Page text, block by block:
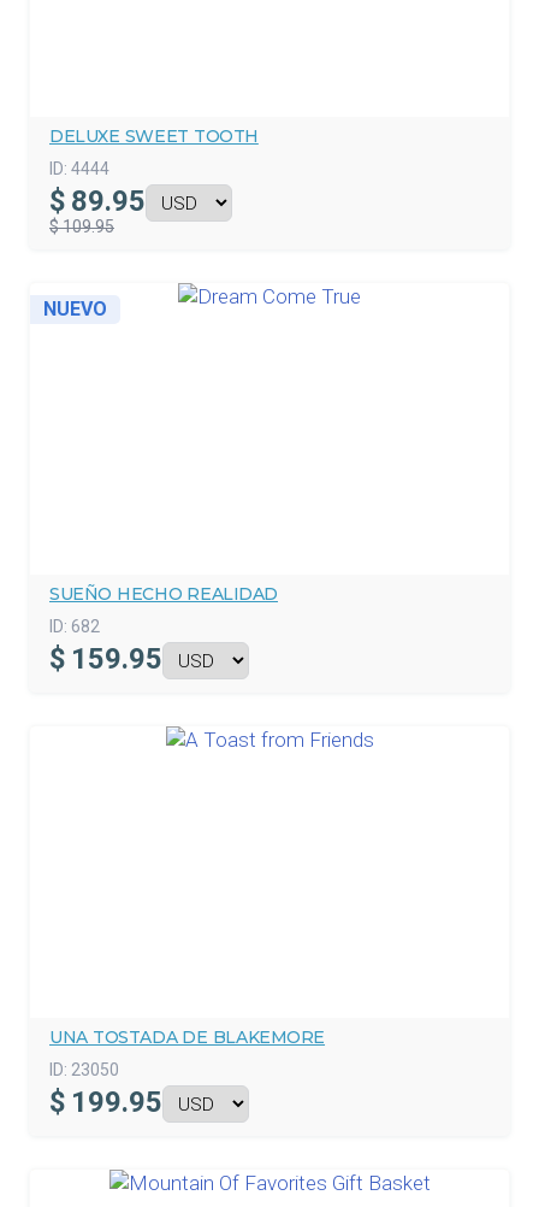
DELUXE SWEET TOOTH
ID: 4444
$ 89.95
$ 109.95
NUEVO
SUEÑO HECHO REALIDAD
ID: 682
$ 159.95
UNA TOSTADA DE BLAKEMORE
ID: 23050
$ 199.95